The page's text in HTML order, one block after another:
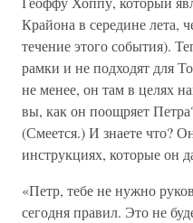
Крайона в середине лета,
течение этого события).
рамки и не подходят для
не менее, он там в целях
вы, как он поощряет
(Смеется.) И знаете что?
инструкциях, которые он
«Петр, тебе не нужно
сегодня правил. Это не